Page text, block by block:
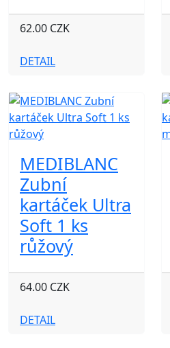
62.00 CZK
DETAIL
MEDIBLANC
Zubní
kartáček Ultra
Soft 1 ks
růžový
64.00 CZK
DETAIL